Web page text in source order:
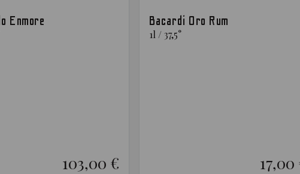
Enmore
103,00 €
Bacardi Oro Rum
1l /37,5°
17,00